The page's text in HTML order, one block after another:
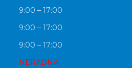
9:00 – 17:00
9:00 – 17:00
9:00 – 17:00
NERADNA